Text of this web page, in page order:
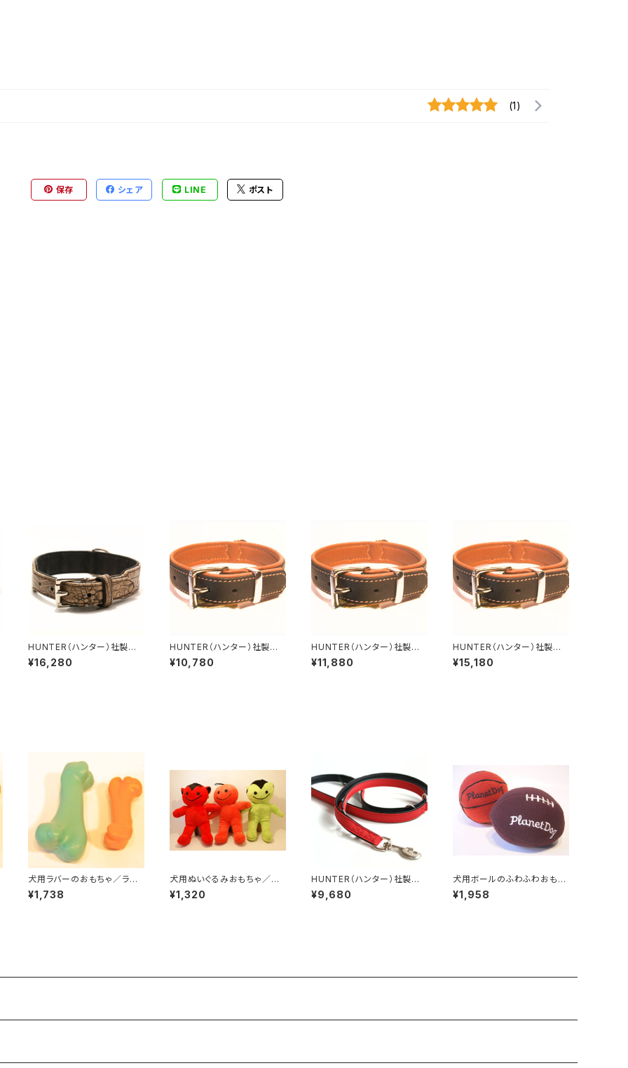
(1)
保存 シェア LINE ポスト
HUNTER（ハンター）社製
犬用クロコダイルレザー首
輪 65サイズ
¥16,280
HUNTER（ハンター）社製
犬用カナディアン・エルクレザ
ー首輪 30サイズ
¥10,780
HUNTER（ハンター）社製
犬用カナディアン・エルクレザ
ー首輪 35サイズ
¥11,880
HUNTER（ハンター）社製
犬用カナディアン・エルクレザ
ー首輪 55サイズ
¥15,180
犬用ラバーのおもちゃ／ラバ
ーボーン（Mサイズ・小型犬〜
中型犬向け）
¥1,738
犬用ぬいぐるみおもちゃ／ドッ
グトイズ・スクイークフレンズ
¥1,320
HUNTER（ハンター）社製
犬用ソフティ3wayリード【20
0cm・リード幅1.5cm】
¥9,680
犬用ボールのふわふわおもち
ゃ／フリース バスケットボール
¥1,958